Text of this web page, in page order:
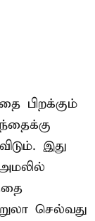
பிறக்கும்
இது
செல்வது